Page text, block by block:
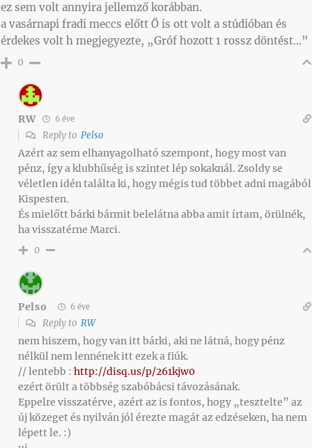
ez sem volt annyira jellemző korábban.
a vasárnapi fradi meccs előtt Ő is ott volt a stúdióban és
érdekes volt h megjegyezte, „Gróf hozott 1 rossz döntést…”
0
RW 6 éve
Reply to Pelso
Azért az sem elhanyagolható szempont, hogy most van
pénz, így a klubhűség is szintet lép sokaknál. Zsoldy se
véletlen idén találta ki, hogy mégis tud többet adni magából
Kispesten.
És mielőtt bárki bármit belelátna abba amit írtam, örülnék,
ha visszatérne Marci.
0
Pelso 6 éve
Reply to RW
nem hiszem, hogy van itt bárki, aki ne látná, hogy pénz
nélkül nem lennének itt ezek a fiúk.
// lentebb : http://disq.us/p/261kjw0
ezért örült a többség szabóbácsi távozásának.
Eppelre visszatérve, azért az is fontos, hogy „tesztelte” az
új közeget és nyilván jól érezte magát az edzéseken, ha nem
lépett le. :)